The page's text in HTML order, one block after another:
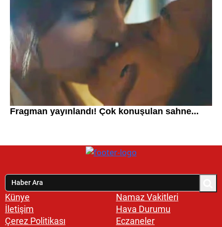
Künye
İletişim
Çerez Politikası
Namaz Vakitleri
Hava Durumu
Eczaneler